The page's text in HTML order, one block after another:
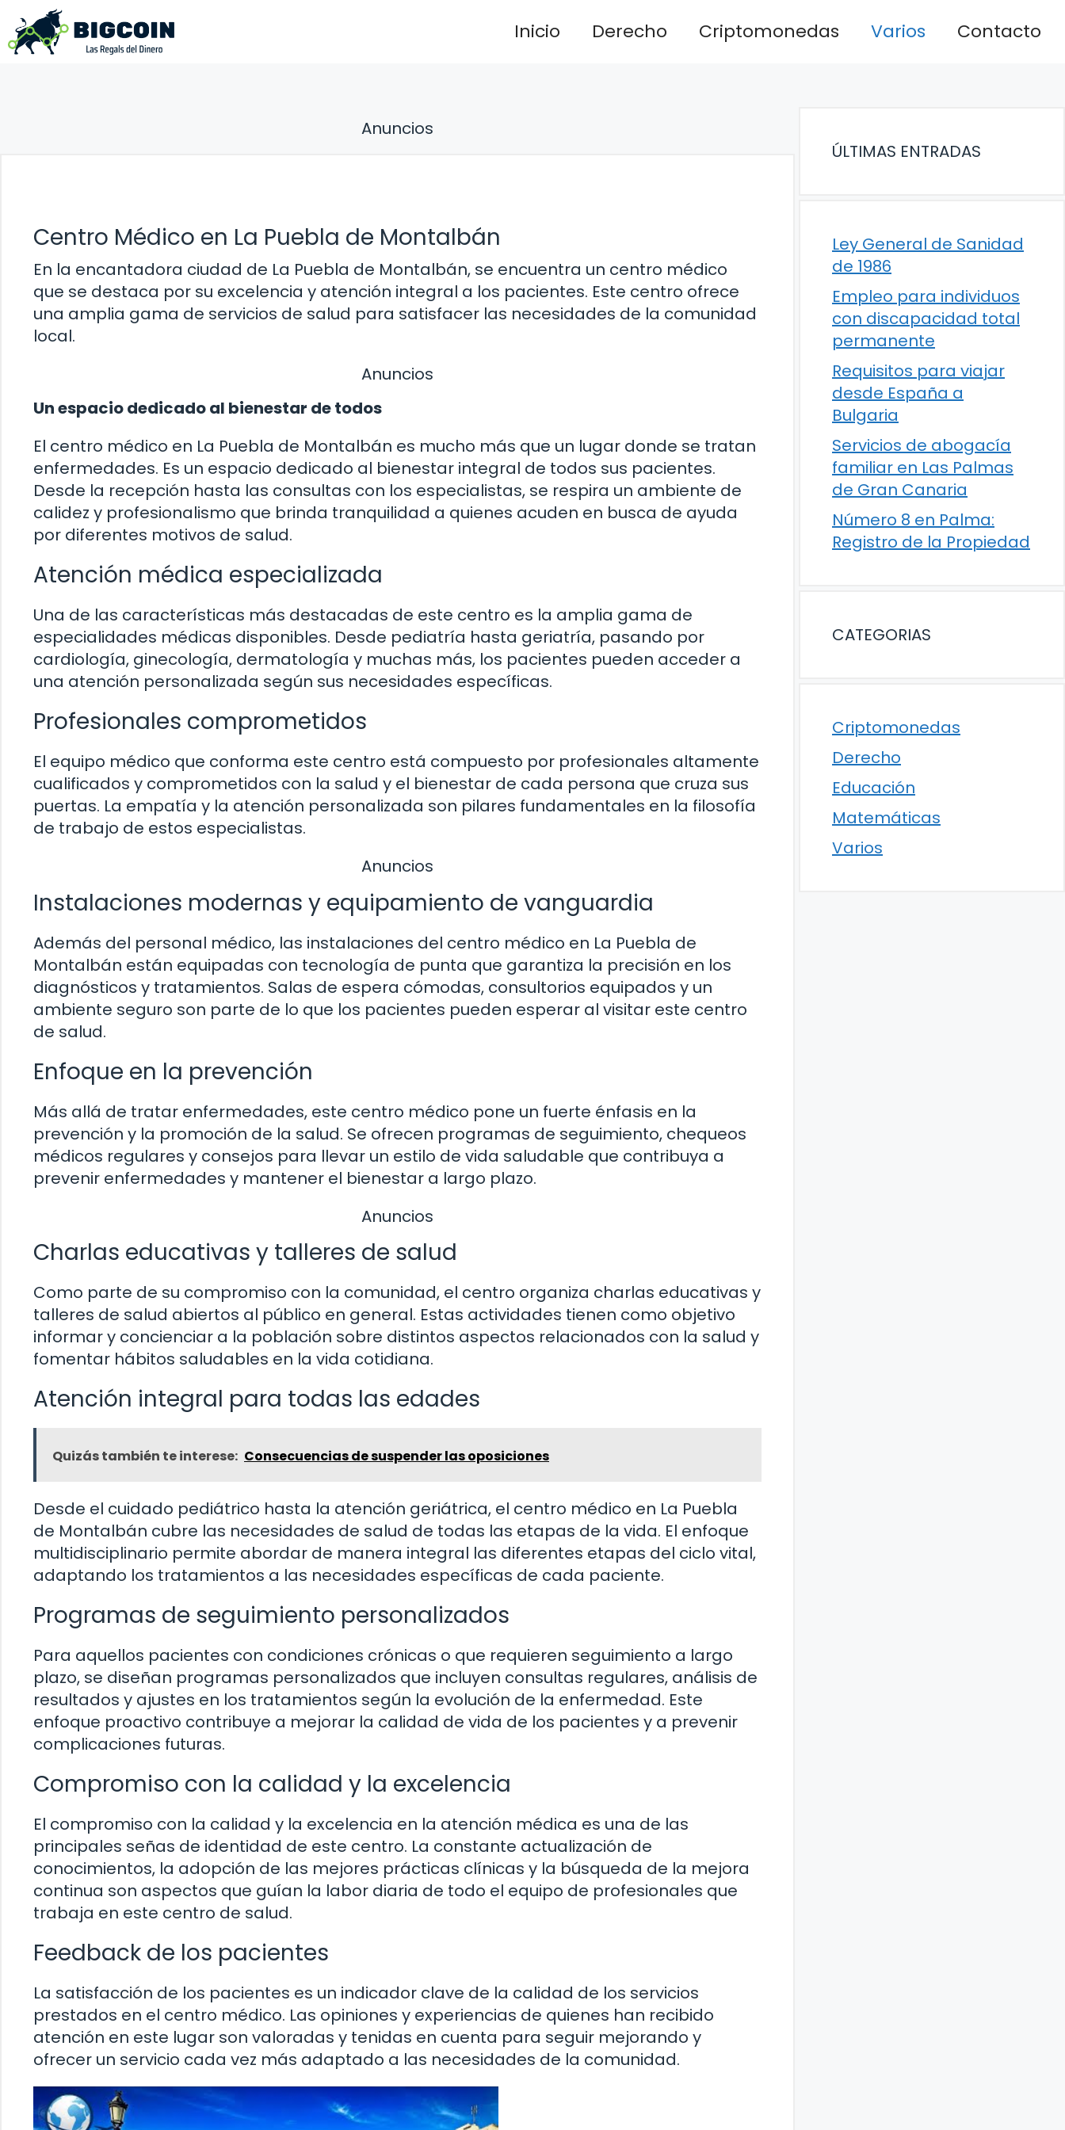
Saltar
contenido
Inicio Derecho Criptomonedas Varios Contacto
Anuncios
Centro Médico en La Puebla de Montalbán
En la encantadora ciudad de La Puebla de Montalbán, se encuentra un centro médico
que se destaca por su excelencia y atención integral a los pacientes. Este centro ofrece
una amplia gama de servicios de salud para satisfacer las necesidades de la comunidad
local.
Anuncios
Un espacio dedicado al bienestar de todos
El centro médico en La Puebla de Montalbán es mucho más que un lugar donde se tratan
enfermedades. Es un espacio dedicado al bienestar integral de todos sus pacientes.
Desde la recepción hasta las consultas con los especialistas, se respira un ambiente de
calidez y profesionalismo que brinda tranquilidad a quienes acuden en busca de ayuda
por diferentes motivos de salud.
Atención médica especializada
Una de las características más destacadas de este centro es la amplia gama de
especialidades médicas disponibles. Desde pediatría hasta geriatría, pasando por
cardiología, ginecología, dermatología y muchas más, los pacientes pueden acceder a
una atención personalizada según sus necesidades específicas.
Profesionales comprometidos
El equipo médico que conforma este centro está compuesto por profesionales altamente
cualificados y comprometidos con la salud y el bienestar de cada persona que cruza sus
puertas. La empatía y la atención personalizada son pilares fundamentales en la filosofía
de trabajo de estos especialistas.
Anuncios
Instalaciones modernas y equipamiento de vanguardia
Además del personal médico, las instalaciones del centro médico en La Puebla de
Montalbán están equipadas con tecnología de punta que garantiza la precisión en los
diagnósticos y tratamientos. Salas de espera cómodas, consultorios equipados y un
ambiente seguro son parte de lo que los pacientes pueden esperar al visitar este centro
de salud.
Enfoque en la prevención
Más allá de tratar enfermedades, este centro médico pone un fuerte énfasis en la
prevención y la promoción de la salud. Se ofrecen programas de seguimiento, chequeos
médicos regulares y consejos para llevar un estilo de vida saludable que contribuya a
prevenir enfermedades y mantener el bienestar a largo plazo.
Anuncios
Charlas educativas y talleres de salud
Como parte de su compromiso con la comunidad, el centro organiza charlas educativas y
talleres de salud abiertos al público en general. Estas actividades tienen como objetivo
informar y concienciar a la población sobre distintos aspectos relacionados con la salud y
fomentar hábitos saludables en la vida cotidiana.
Atención integral para todas las edades
Quizás también te interese: Consecuencias de suspender las oposiciones
Desde el cuidado pediátrico hasta la atención geriátrica, el centro médico en La Puebla
de Montalbán cubre las necesidades de salud de todas las etapas de la vida. El enfoque
multidisciplinario permite abordar de manera integral las diferentes etapas del ciclo vital,
adaptando los tratamientos a las necesidades específicas de cada paciente.
Programas de seguimiento personalizados
Para aquellos pacientes con condiciones crónicas o que requieren seguimiento a largo
plazo, se diseñan programas personalizados que incluyen consultas regulares, análisis de
resultados y ajustes en los tratamientos según la evolución de la enfermedad. Este
enfoque proactivo contribuye a mejorar la calidad de vida de los pacientes y a prevenir
complicaciones futuras.
Compromiso con la calidad y la excelencia
El compromiso con la calidad y la excelencia en la atención médica es una de las
principales señas de identidad de este centro. La constante actualización de
conocimientos, la adopción de las mejores prácticas clínicas y la búsqueda de la mejora
continua son aspectos que guían la labor diaria de todo el equipo de profesionales que
trabaja en este centro de salud.
Feedback de los pacientes
La satisfacción de los pacientes es un indicador clave de la calidad de los servicios
prestados en el centro médico. Las opiniones y experiencias de quienes han recibido
atención en este lugar son valoradas y tenidas en cuenta para seguir mejorando y
ofrecer un servicio cada vez más adaptado a las necesidades de la comunidad.
ÚLTIMAS ENTRADAS
Ley General de Sanidad
de 1986
Empleo para individuos
con discapacidad total
permanente
Requisitos para viajar
desde España a
Bulgaria
Servicios de abogacía
familiar en Las Palmas
de Gran Canaria
Número 8 en Palma:
Registro de la Propiedad
CATEGORIAS
Criptomonedas
Derecho
Educación
Matemáticas
Varios